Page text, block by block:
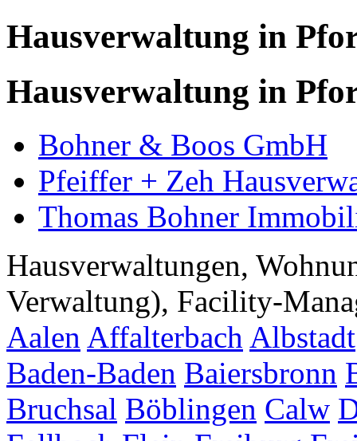
Hausverwaltung in
Hausverwaltung in
Bohner & Boos GmbH
Pfeiffer + Zeh
Thomas Bohner
Hausverwaltungen,
Verwaltung), Facility-
Aalen Affalterbach Albstadt
Baden-Baden Baiersbronn
Bruchsal Böblingen Calw